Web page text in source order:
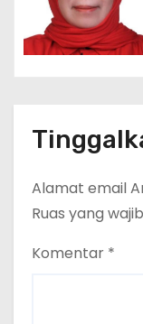
Alamat email
Ruas yang
Komentar *